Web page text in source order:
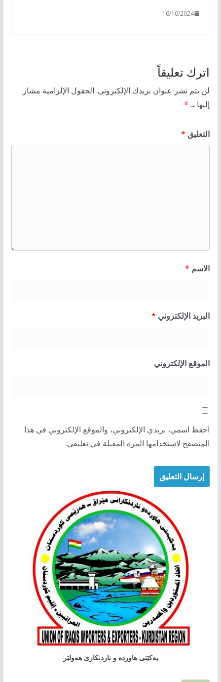
16/10/2024
اترك تعليقاً
لن يتم نشر عنوان بريدك الإلكتروني. الحقول الإلزامية مشار
إليها بـ*
التعليق *
الاسم *
البريد الإلكتروني *
الموقع الإلكتروني
احفظ اسمي، بريدي الإلكتروني، والموقع الإلكتروني في هذا
المتصفح لاستخدامها المرة المقبلة في تعليقي.
یەکێتی هاوردە و ناردنکاری هەولێر